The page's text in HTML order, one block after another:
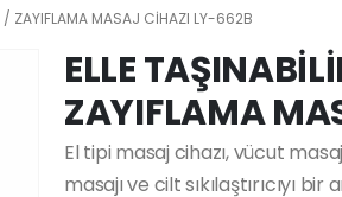
/ ZAYIFLAMA MASAJ CİHAZI LY-662B
ELLE
ZAYIFLAMA
El tipi masaj cihazı, vücut
masajı ve cilt sıkılaştırıcıyı